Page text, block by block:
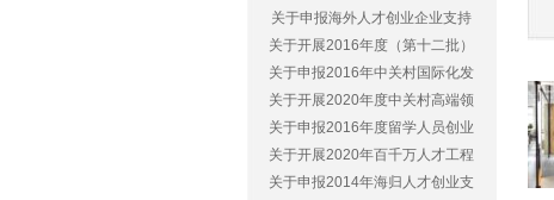
关于申报海外人才创业企业支持
关于开展2016年度（第十二批）
关于申报2016年中关村国际化发
关于开展2020年度中关村高端领
关于申报2016年度留学人员创业
关于开展2020年百千万人才工程
关于申报2014年海归人才创业支